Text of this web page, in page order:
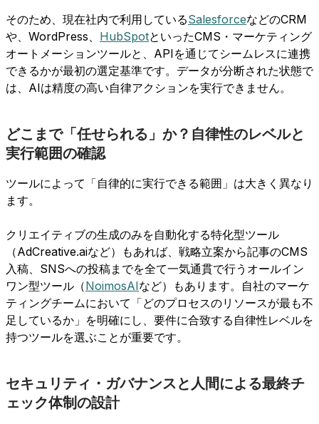
そのため、現在社内で利用しているSalesforceなどのCRM
や、WordPress、 HubSpotといったCMS・マーケティング
オートメーションツールと、APIを通じてシームレスに連携
できるかが最初の選定基準です。データが分断された状態で
は、AIは精度の高い自律アクションを実行できません。
どこまで「任せられる」か？自律性のレベルと
実行範囲の確認
ツールによって「自律的に実行できる範囲」は大きく異なり
ます。
クリエイティブの生成のみを自動化する特化型ツール
（AdCreative.aiなど）もあれば、戦略立案から記事のCMS
入稿、SNSへの投稿までを全て一気通貫で行うオールイン
ワン型ツール（NoimosAIなど）もあります。自社のマーケ
ティングチームにおいて「どのプロセスのリソースが最も不
足しているか」を明確にし、要件に合致する自律性レベルを
持つツールを選ぶことが重要です。
セキュリティ・ガバナンスと人間による最終チ
ェック体制の設計